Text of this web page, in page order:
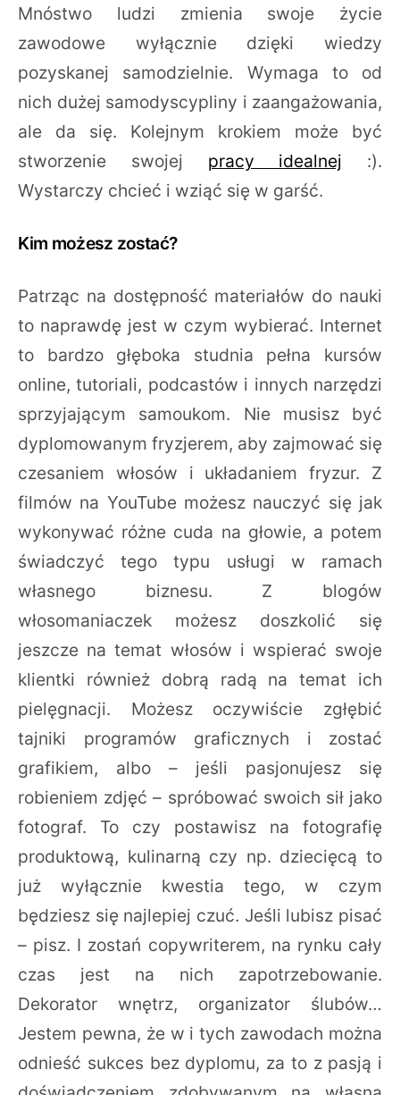
Mnóstwo ludzi zmienia swoje życie
zawodowe wyłącznie dzięki wiedzy
pozyskanej samodzielnie. Wymaga to od
nich dużej samodyscypliny i zaangażowania,
ale da się. Kolejnym krokiem może być
stworzenie swojej pracy idealnej :).
Wystarczy chcieć i wziąć się w garść.
Kim możesz zostać?
Patrząc na dostępność materiałów do nauki
to naprawdę jest w czym wybierać. Internet
to bardzo głęboka studnia pełna kursów
online, tutoriali, podcastów i innych narzędzi
sprzyjającym samoukom. Nie musisz być
dyplomowanym fryzjerem, aby zajmować się
czesaniem włosów i układaniem fryzur. Z
filmów na YouTube możesz nauczyć się jak
wykonywać różne cuda na głowie, a potem
świadczyć tego typu usługi w ramach
własnego biznesu. Z blogów
włosomaniaczek możesz doszkolić się
jeszcze na temat włosów i wspierać swoje
klientki również dobrą radą na temat ich
pielęgnacji. Możesz oczywiście zgłębić
tajniki programów graficznych i zostać
grafikiem, albo – jeśli pasjonujesz się
robieniem zdjęć – spróbować swoich sił jako
fotograf. To czy postawisz na fotografię
produktową, kulinarną czy np. dziecięcą to
już wyłącznie kwestia tego, w czym
będziesz się najlepiej czuć. Jeśli lubisz pisać
– pisz. I zostań copywriterem, na rynku cały
czas jest na nich zapotrzebowanie.
Dekorator wnętrz, organizator ślubów…
Jestem pewna, że w i tych zawodach można
odnieść sukces bez dyplomu, za to z pasją i